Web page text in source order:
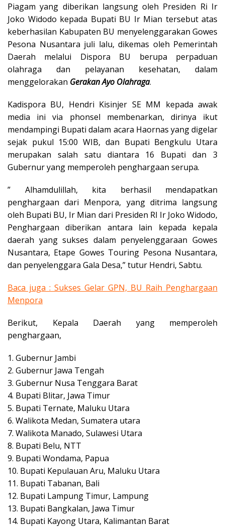
Piagam yang diberikan langsung oleh Presiden Ri Ir
Joko Widodo kepada Bupati BU Ir Mian tersebut atas
keberhasilan Kabupaten BU menyelenggarakan Gowes
Pesona Nusantara juli lalu, dikemas oleh Pemerintah
Daerah melalui Dispora BU berupa perpaduan
olahraga dan pelayanan kesehatan, dalam
menggelorakan Gerakan Ayo Olahraga.
Kadispora BU, Hendri Kisinjer SE MM kepada awak
media ini via phonsel membenarkan, dirinya ikut
mendampingi Bupati dalam acara Haornas yang digelar
sejak pukul 15:00 WIB, dan Bupati Bengkulu Utara
merupakan salah satu diantara 16 Bupati dan 3
Gubernur yang memperoleh penghargaan serupa.
” Alhamdulillah, kita berhasil mendapatkan
penghargaan dari Menpora, yang ditrima langsung
oleh Bupati BU, Ir Mian dari Presiden RI Ir Joko Widodo,
Penghargaan diberikan antara lain kepada kepala
daerah yang sukses dalam penyelenggaraan Gowes
Nusantara, Etape Gowes Touring Pesona Nusantara,
dan penyelenggara Gala Desa,” tutur Hendri, Sabtu.
Baca juga : Sukses Gelar GPN, BU Raih Penghargaan
Menpora
Berikut, Kepala Daerah yang memperoleh
penghargaan,
1. Gubernur Jambi
2. Gubernur Jawa Tengah
3. Gubernur Nusa Tenggara Barat
4. Bupati Blitar, Jawa Timur
5. Bupati Ternate, Maluku Utara
6. Walikota Medan, Sumatera utara
7. Walikota Manado, Sulawesi Utara
8. Bupati Belu, NTT
9. Bupati Wondama, Papua
10. Bupati Kepulauan Aru, Maluku Utara
11. Bupati Tabanan, Bali
12. Bupati Lampung Timur, Lampung
13. Bupati Bangkalan, Jawa Timur
14. Bupati Kayong Utara, Kalimantan Barat